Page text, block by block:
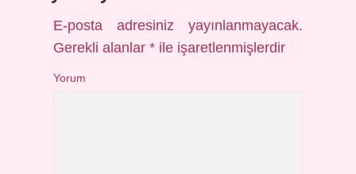
E-posta adresiniz yayınlanmayacak.
Gerekli alanlar* ile işaretlenmişlerdir
Yorum